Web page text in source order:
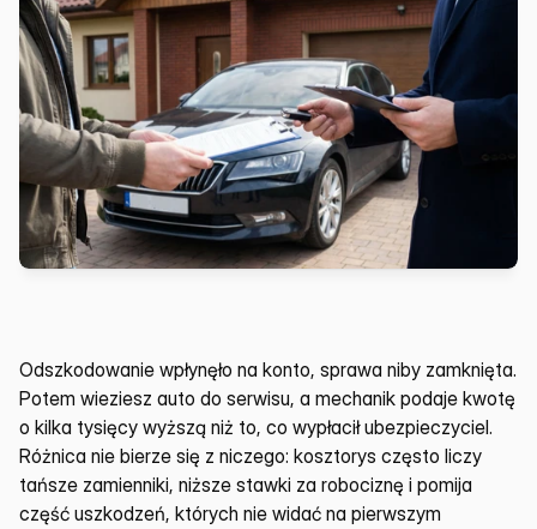
Odszkodowanie wpłynęło na konto, sprawa niby zamknięta.
Potem wieziesz auto do serwisu, a mechanik podaje kwotę
o kilka tysięcy wyższą niż to, co wypłacił ubezpieczyciel.
Różnica nie bierze się z niczego: kosztorys często liczy
tańsze zamienniki, niższe stawki za robociznę i pomija
część uszkodzeń, których nie widać na pierwszym